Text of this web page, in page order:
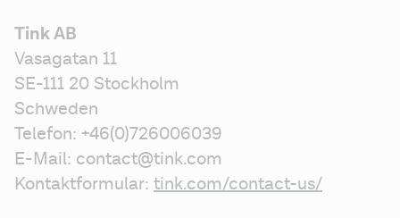
Tink AB
Vasagatan 11
SE-111 20 Stockholm
Schweden
Telefon: +46(0)726006039
E-Mail: contact@tink.com
Kontaktformular: tink.com/contact-us/